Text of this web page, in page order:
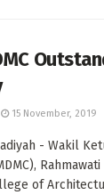
15 November, 2019
- Wakil
of